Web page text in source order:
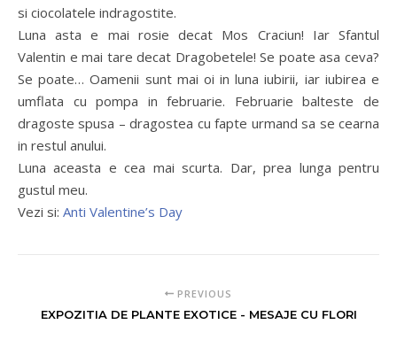
si ciocolatele indragostite.
Luna asta e mai rosie decat Mos Craciun! Iar Sfantul
Valentin e mai tare decat Dragobetele! Se poate asa ceva?
Se poate… Oamenii sunt mai oi in luna iubirii, iar iubirea e
umflata cu pompa in februarie. Februarie balteste de
dragoste spusa – dragostea cu fapte urmand sa se cearna
in restul anului.
Luna aceasta e cea mai scurta. Dar, prea lunga pentru
gustul meu.
Vezi si: Anti Valentine’s Day
PREVIOUS
EXPOZITIA DE PLANTE EXOTICE - MESAJE CU FLORI